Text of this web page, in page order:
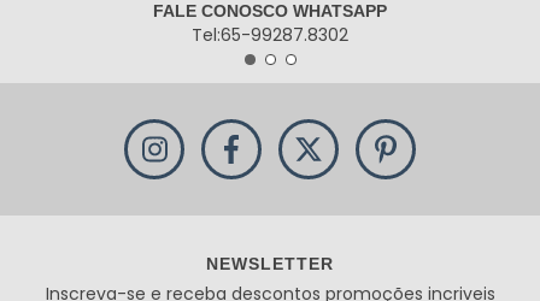
FALE CONOSCO WHATSAPP
Tel:65-99287.8302
NEWSLETTER
Inscreva-se e receba descontos promoções incriveis